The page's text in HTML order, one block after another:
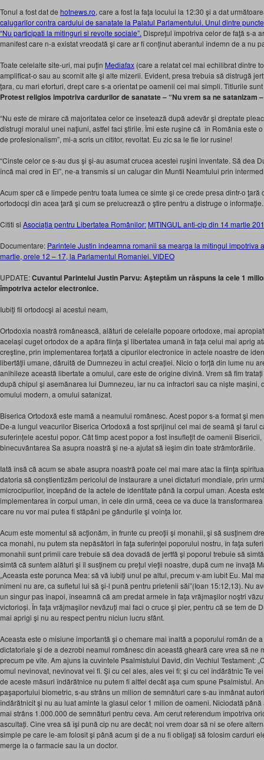
Tonul a fost dat de hotnews.ro, care a fost la faţa locului la 12:30 şi a dat
calugarilor contra cardului de sanatate la Palatul Parlamentului. Unul dintre
“Nu participati la mitinguri si revolte sociale”. Dispreţul împotriva celor de faţă s-a
manifest care n-a existat vreodată şi care ar fi conţinut aberantul îndemn de a nu
Toate celelalte site-uri, mai puţin Mediafax (care a relatat cel mai echilibrat dintre
amplificat-o sau au scornit alte şi alte mizerii. Evident, presa trebuia să distrugă
ţara, cu mari eforturi, drept care s-a orientat pe oamenii cei mai simpli. Titlurile
Protest religios impotriva cardurilor de sanatate – “Nu vrem sa ne satanizam
“Nu este de mirare că majoritatea celor ce însetează după adevăr şi dreptate
distrugi moralul unei naţiuni, astfel faci ştirile. Îmi este ruşine că în România este
de profesionalism”, mi-a scris un cititor, revoltat. Eu zic sa le fie lor rusine!
“Cinste celor ce s-au dus şi şi-au asumat crucea acestei ruşini inventate. Să dea
încă mai cred în El”, ne-a transmis si un calugar din Muntii Neamtului prin
Acum sper că e limpede pentru toata lumea ce simte şi ce crede presa dintr-o
ortodocşi din acea ţară şi cum se prelucrează o ştire pentru a distruge o informaţie.
Cititi si Asociaţia pentru Libertatea Românilor: MITINGUL anti-cip din 14 martie
Documentare: Parintele Justin indeamna romanii sa mearga la mitingul impotriva
martie, orele 12 – 17, la Parlamentul Romaniei. VIDEO
UPDATE:Cuvantul Parintelui Justin Parvu: Aşteptăm un răspuns la cele 1
împotriva actelor electronice.
Iubiţi fii ortodocşi ai acestui neam,
Ortodoxia noastră românească, alături de celelalte popoare ortodoxe, mai
același cuget ortodox de a apăra fiinţa şi libertatea umană în faţa celui mai aprig
creştine, prin implementarea forțată a cipurilor electronice în actele noastre de
libertăţii umane, dăruită de Dumnezeu în actul creației. Nicio o forță din lume nu
anihileze această libertate a omului, care este de origine divină. Vrem să fim
după chipul şi asemănarea lui Dumnezeu, iar nu ca infractori sau ca niște mașini,
omului modern, a omului satanizat.
Biserica Ortodoxă este mamă a neamului românesc. Acest popor s-a format şi
De-a lungul veacurilor Biserica Ortodoxă a fost sprijinul cel mai de seamă şi farul
suferințele acestui popor. Cât timp acest popor a fost însufleţit de oamenii
binecuvântarea Sa asupra noastră şi ne-a ajutat să ieşim din toate strâmtorările.
Iată însă că acum se abate asupra noastră poate cel mai mare atac la fiinţa
datoria să conștientizăm pericolul de instaurare a unei dictaturi mondiale, prin
microcipurilor, începând de la actele de identitate până la corpul uman. Acesta
implementarea în corpul uman, în cele din urmă, ceea ce va duce la
care nu vor mai putea fi stăpâni pe gândurile şi voinţa lor.
Acum este momentul să acţionăm, în frunte cu preoţii şi monahii, şi să susţinem
ca monahi, nu putem sta nepăsători în faţa suferinţei poporului nostru, în faţa
monahii sunt primii care trebuie să dea dovadă de jertfă şi poporul trebuie să
simtă că suntem alături şi îl susţinem cu preţul vieţii noastre, după cum ne învaţă
„Aceasta este porunca Mea: să vă iubiţi unul pe altul, precum v-am iubit Eu. Mai
nimeni nu are, ca sufletul lui să şi-l pună pentru prietenii săi”(Ioan 15:12,13). Nu
un singur pas înapoi, înseamnă că am predat armele în faţa vrăjmaşilor noştri
victorioși. În faţa vrăjmaşilor nevăzuți mai faci o cruce şi pier, pentru că se tem de
mai aprigi şi nu au respect pentru niciun lucru sfânt.
Aceasta este o misiune importantă şi o chemare mai înaltă a poporului român de
dictatoriale şi de a dezrobi neamul românesc din această gheară care vrea să ne
precum pe vite. Am ajuns la cuvintele Psalmistului David, din Vechiul Testament:
omul nevinovat, nevinovat vei fi. Şi cu cel ales, ales vei fi; şi cu cel îndărătnic Te
de aceste măsuri îndărătnice nu putem fi altfel decât aşa cum spune Psalmistul.
paşaportului biometric, s-au strâns un milion de semnături care s-au înmânat
îndărătnicit şi nu au luat aminte la glasul celor 1 milion de oameni. Niciodată
mai strâns 1.000.000 de semnături pentru ceva. Am cerut referendum împotriva
ascultați. Cine vrea să îşi pună cip nu are decât; noi vrem doar să ni se ofere
simple pe care le-am folosit şi până acum şi de a nu fi obligaţi să folosim carduri
merge la o farmacie sau la un doctor.